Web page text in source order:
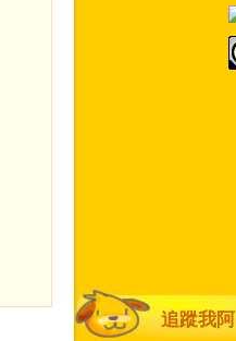
追蹤我阿